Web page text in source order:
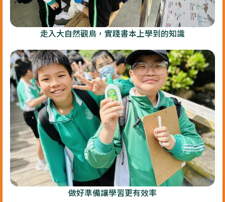
走入大自然觀鳥，實踐書本上學到的知識
做好準備讓學習更有效率